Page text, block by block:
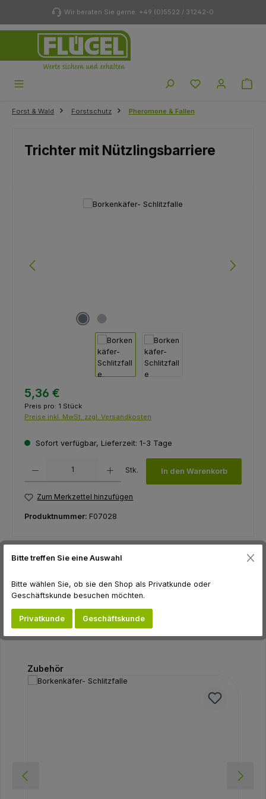
Zum Hauptinhalt springenWir beraten Sie gerne: +49 (0)5522 / 31242-0
Du hast 0
Forst & Wald Forstschutz Pheromone & Fallen
Trichter mit Nützlingsbarriere
Bildergalerie überspringen
5,36 €
Preis pro: 1 Stück
Preise inkl. MwSt. zzgl. Versandkosten
Sofort verfügbar, Lieferzeit: 1-3 Tage
Stk. In den Warenkorb
Zum Merkzettel hinzufügen
Produktnummer: F07028
Beschreibung
Bewertungen
Produktgalerie überspringen
Zubehör
Bitte treffen Sie eine Auswahl
Bitte wählen Sie, ob sie den Shop als Privatkunde oder
Geschäftskunde besuchen möchten.
Privatkunde Geschäftskunde